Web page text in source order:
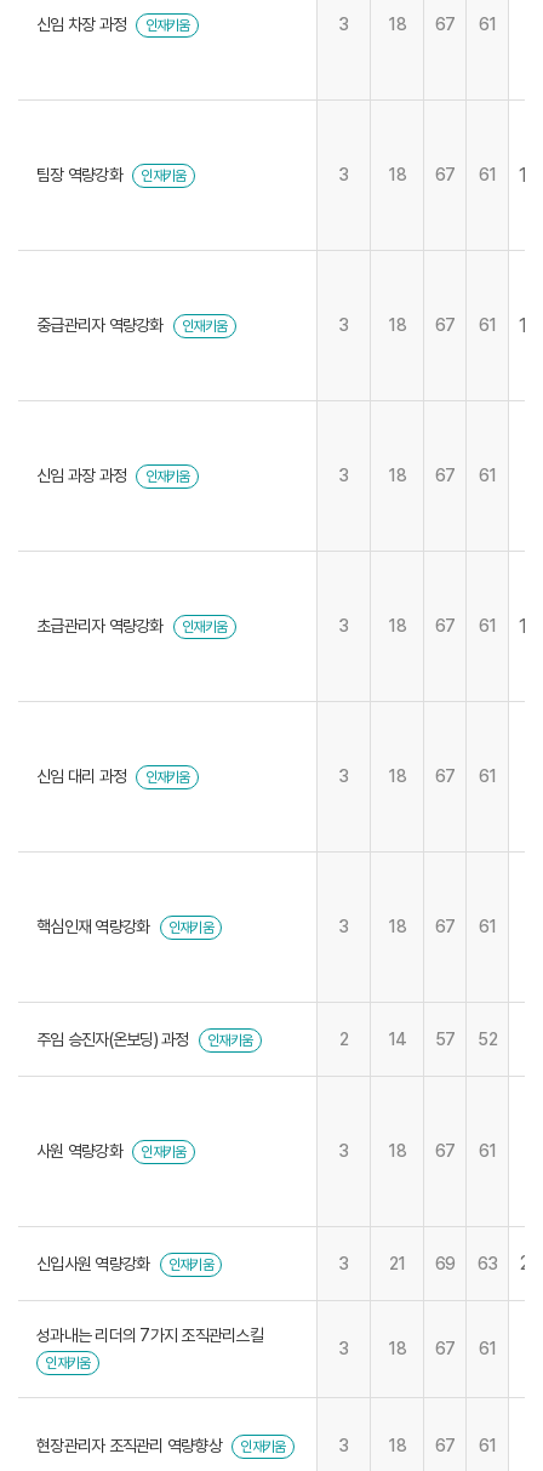
신임 차장 과정 인재키움 3 18 67 61
팀장 역량강화 인재키움 3 18 67 61 19
중급관리자 역량강화 인재키움 3 18 67 61 14
신임 과장 과정 인재키움 3 18 67 61
초급관리자 역량강화 인재키움 3 18 67 61 14
신임 대리 과정 인재키움 3 18 67 61
핵심인재 역량강화 인재키움 3 18 67 61
주임 승진자(온보딩) 과정 인재키움 2 14 57 52
사원 역량강화 인재키움 3 18 67 61
신입사원 역량강화 인재키움 3 21 69 63 21
성과내는 리더의 7가지 조직관리스킬
인재키움
3 18 67 61
현장관리자 조직관리 역량향상 인재키움 3 18 67 61